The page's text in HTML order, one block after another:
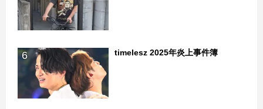
6 timelesz 2025年炎上事件簿